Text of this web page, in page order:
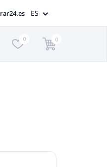
ES
0 0